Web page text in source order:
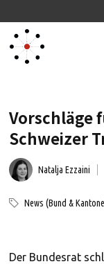
Vorschläge
Schweizer
Natalja Ezzaini
News (Bund &
Der Bundesrat